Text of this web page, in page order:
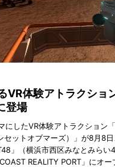
VR体験アトラクシ
登場
にしたVR体験アトラクション
セットオブマーズ）」が8月8
」（横浜市西区みなとみらい
REALITY PORT」にオー